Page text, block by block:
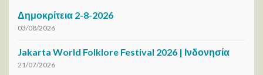
Δημοκρίτεια 2-8-2026
03/08/2026
Jakarta World Folklore Festival 2026 | Ινδονησία
21/07/2026